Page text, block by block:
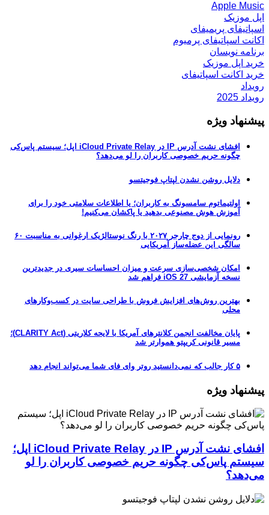
Apple Music
اپل موزیک
اسپاتیفای پریمیفای
اکانت اسپاتیفای پرمیوم
برنامه نویسان
خرید اپل موزیک
خرید اکانت اسپاتیفای
رویداد
رویداد 2025
پیشنهاد ویژه
افشای نشت آدرس IP در iCloud Private Relay اپل؛ سیستم پاس‌کی
چگونه حریم خصوصی کاربران را لو می‌دهد؟
دلایل روشن نشدن لپتاپ فوجیتسو
اولتیماتوم سامسونگ به کاربران؛ یا اطلاعات سلامتی خود را برای
آموزش هوش مصنوعی بدهید یا پاکشان می‌کنیم!
رونمایی از دوج چارجر ۲۰۲۷ با رنگ نوستالژیک ارغوانی به مناسبت ۶۰
سالگی این عضله‌ساز آمریکایی
امکان شخصی‌سازی سرعت و میزان احساسات سیری در جدیدترین
نسخه آزمایشی iOS 27 فراهم شد
بهترین روش‌های افزایش فروش با طراحی سایت در کسب‌وکارهای
محلی
پایان مخالفت انجمن کلانترهای آمریکا با لایحه کلاریتی (CLARITY Act)؛
مسیر قانونی کریپتو هموارتر شد
۵ کار جالب که نمی‌دانستید روتر وای فای شما می‌تواند انجام دهد
پیشنهاد ویژه
افشای نشت آدرس IP در iCloud Private Relay اپل؛
سیستم پاس‌کی چگونه حریم خصوصی کاربران را لو
می‌دهد؟